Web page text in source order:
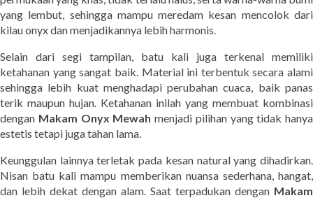
yang lembut, sehingga mampu meredam kesan mencolok dari
kilau onyx dan menjadikannya lebih harmonis.
Selain dari segi tampilan, batu kali juga terkenal memiliki
ketahanan yang sangat baik. Material ini terbentuk secara alami
sehingga lebih kuat menghadapi perubahan cuaca, baik panas
terik maupun hujan. Ketahanan inilah yang membuat kombinasi
dengan Makam Onyx Mewah menjadi pilihan yang tidak hanya
estetis tetapi juga tahan lama.
Keunggulan lainnya terletak pada kesan natural yang dihadirkan.
Nisan batu kali mampu memberikan nuansa sederhana, hangat,
dan lebih dekat dengan alam. Saat terpadukan dengan Makam